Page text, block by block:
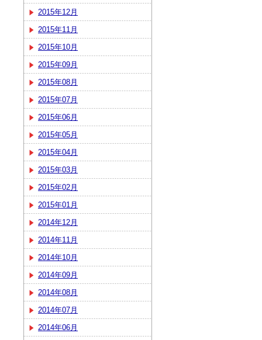
2015年12月
2015年11月
2015年10月
2015年09月
2015年08月
2015年07月
2015年06月
2015年05月
2015年04月
2015年03月
2015年02月
2015年01月
2014年12月
2014年11月
2014年10月
2014年09月
2014年08月
2014年07月
2014年06月